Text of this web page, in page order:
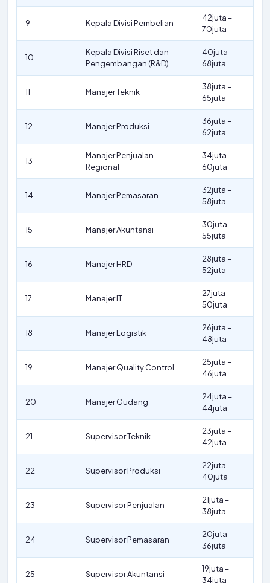
9 Kepala Divisi Pembelian
42juta –
70juta
10
Kepala Divisi Riset dan
Pengembangan (R&D)
40juta –
68juta
11 Manajer Teknik
38juta –
65juta
12 Manajer Produksi
36juta –
62juta
13
Manajer Penjualan
Regional
34juta –
60juta
14 Manajer Pemasaran
32juta –
58juta
15 Manajer Akuntansi
30juta –
55juta
16 Manajer HRD
28juta –
52juta
17 Manajer IT
27juta –
50juta
18 Manajer Logistik
26juta –
48juta
19 Manajer Quality Control
25juta –
46juta
20 Manajer Gudang
24juta –
44juta
21 Supervisor Teknik
23juta –
42juta
22 Supervisor Produksi
22juta –
40juta
23 Supervisor Penjualan
21juta –
38juta
24 Supervisor Pemasaran
20juta –
36juta
25 Supervisor Akuntansi
19juta –
34juta